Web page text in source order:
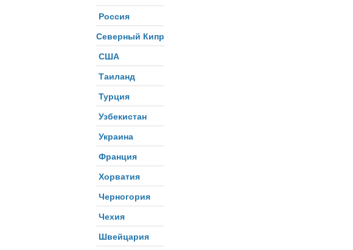
Россия
Северный Кипр
США
Таиланд
Турция
Узбекистан
Украина
Франция
Хорватия
Черногория
Чехия
Швейцария